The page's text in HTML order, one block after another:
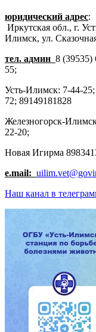
юридический адрес:
Иркутская обл., г.
Илимск, ул.
тел. админ 8 (39535)
55;
Усть-Илимск: 7-44-
72; 89149181828
Железногорск-
22-20;
Новая Игирма
e.mail:
Наш канал в